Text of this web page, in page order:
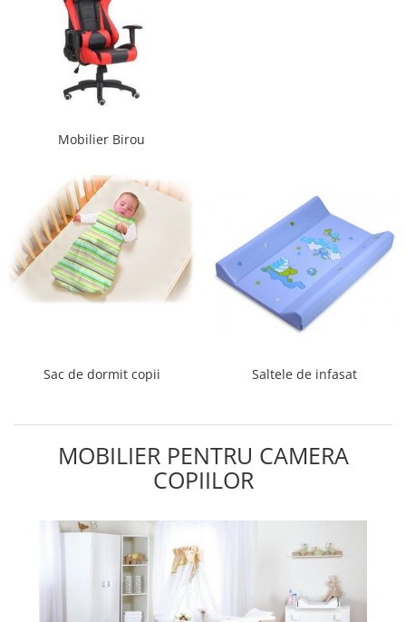
Mobilier Birou
Sac de dormit copii Saltele de infasat
MOBILIER PENTRU CAMERA
COPIILOR